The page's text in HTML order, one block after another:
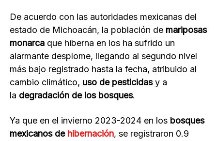
De acuerdo con las autoridades mexicanas del
estado de Michoacán, la población de mariposas
monarca que hiberna en los ha sufrido un
alarmante desplome, llegando al segundo nivel
más bajo registrado hasta la fecha, atribuido al
cambio climático, uso de pesticidasy a
la degradación de los bosques.
Ya que en el invierno 2023-2024 en los bosques
mexicanos de hibernación, se registraron 0.9